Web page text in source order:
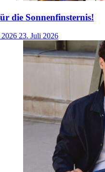
die Sonnenfinsternis!
23. Juli 2026